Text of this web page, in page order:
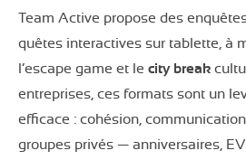
Team Active propose des
quêtes interactives sur tablette, à
l’escape game et le city break
entreprises, ces formats sont un
efficace : cohésion,
groupes privés — anniversaires,